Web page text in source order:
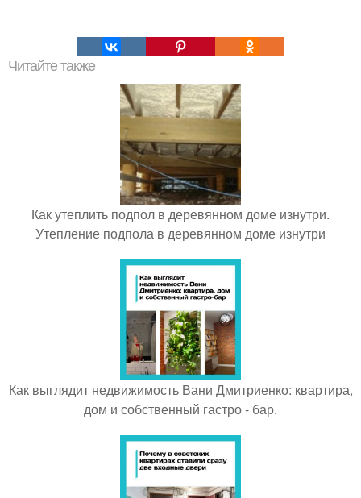
Читайте также
Как утеплить подпол в деревянном доме изнутри.
Утепление подпола в деревянном доме изнутри
Как выглядит недвижимость Вани Дмитриенко: квартира,
дом и собственный гастро - бар.